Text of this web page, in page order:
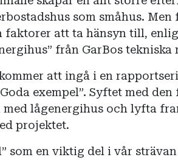
som småhus. Men
faktorer att ta hänsyn till,
från GarBos tekniska
att ingå i en
exempel”. Syftet med den
lågenergihus och lyfta
projektet.
som en viktig del i vår